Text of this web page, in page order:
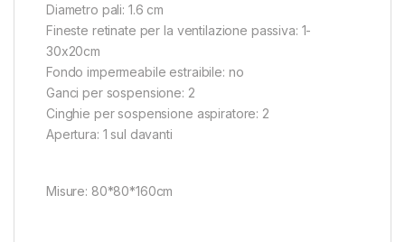
Diametro pali: 1.6 cm
Fineste retinate per la ventilazione passiva: 1-
30x20cm
Fondo impermeabile estraibile: no
Ganci per sospensione: 2
Cinghie per sospensione aspiratore: 2
Apertura: 1 sul davanti
Misure: 80*80*160cm